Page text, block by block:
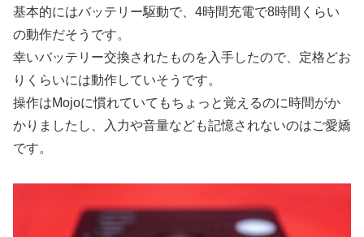
基本的にはバッテリー駆動で、4時間充電で8時間くらい
の動作だそうです。
幸いバッテリー交換されたものを入手したので、定格どお
りくらいには動作していそうです。
操作はMojoに慣れていてもちょっと覚えるのに時間がか
かりましたし、入力や音量なども記憶されないのはご愛嬌
です。